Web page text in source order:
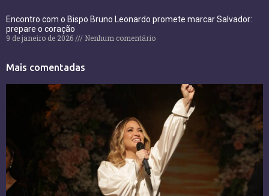
Encontro com o Bispo Bruno Leonardo promete marcar Salvador:
prepare o coração
9 de janeiro de 2026
Nenhum comentário
Mais comentadas